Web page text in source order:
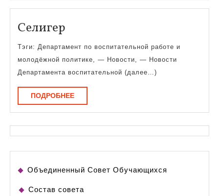
Селигер
Тэги: Департамент по воспитательной работе и
молодёжной политике, — Новости, — Новости
Департамента воспитательной (далее…)
ПОДРОБНЕЕПОДРОБНЕЕ
Объединенный Совет Обучающихся
Состав совета